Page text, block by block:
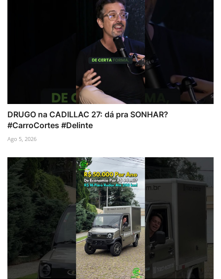
DRUGO na CADILLAC 27: dá pra SONHAR?
#CarroCortes #Delinte
Ago 5, 2026